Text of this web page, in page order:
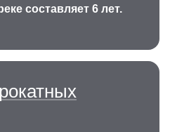
составляет 6 лет.